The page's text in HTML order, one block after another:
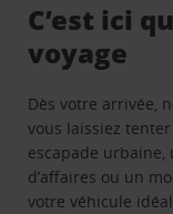
C’est ici
voyage
Dès votre arrivée,
vous laissiez
escapade
d’affaires ou un
votre véhicule